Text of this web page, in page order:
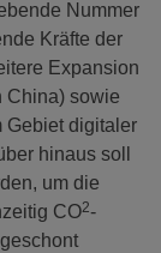
Nummer
Kräfte der
Expansion
China) sowie
Gebiet digitaler
hinaus soll
um die
CO2-